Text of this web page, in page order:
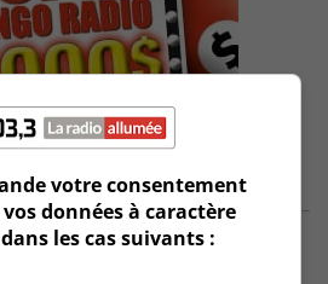
votre consentement
données à caractère
les cas suivants :